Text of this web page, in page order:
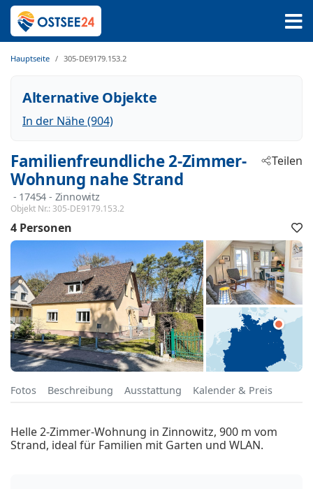
Hauptseite 305-DE9179.153.2
Alternative Objekte
In der Nähe (904)
Familienfreundliche 2-Zimmer-
Wohnung nahe Strand
- 17454 - Zinnowitz
Objekt Nr.: 305-DE9179.153.2
Teilen
4 Personen
Fotos Beschreibung Ausstattung Kalender & Preis
Helle 2-Zimmer-Wohnung in Zinnowitz, 900 m vom
Strand, ideal für Familien mit Garten und WLAN.